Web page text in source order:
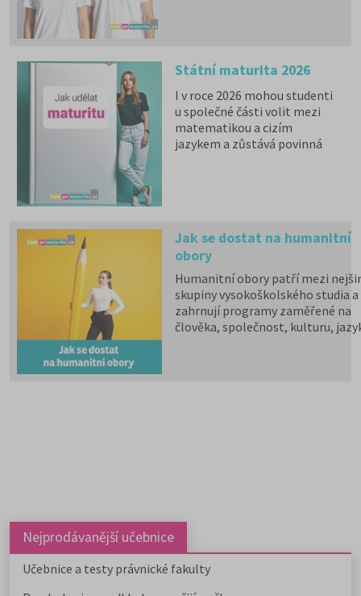
Státní maturita 2026
I v roce 2026 mohou studenti
u společné části volit mezi
matematikou a cizím
jazykem a zůstává povinná
Jak se dostat na humanitní
obory
Humanitní obory patří mezi
skupiny vysokoškolského studia a
zahrnují programy zaměřené na
člověka, společnost, kulturu,
dále v nabídce na 9 soukromých
můžete studovat na 9
fakultách, dvou institutech a
Nejprodávanější učebnice
Učebnice a testy právnické fakulty